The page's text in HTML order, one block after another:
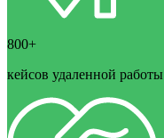
800+
кейсов удаленной работы